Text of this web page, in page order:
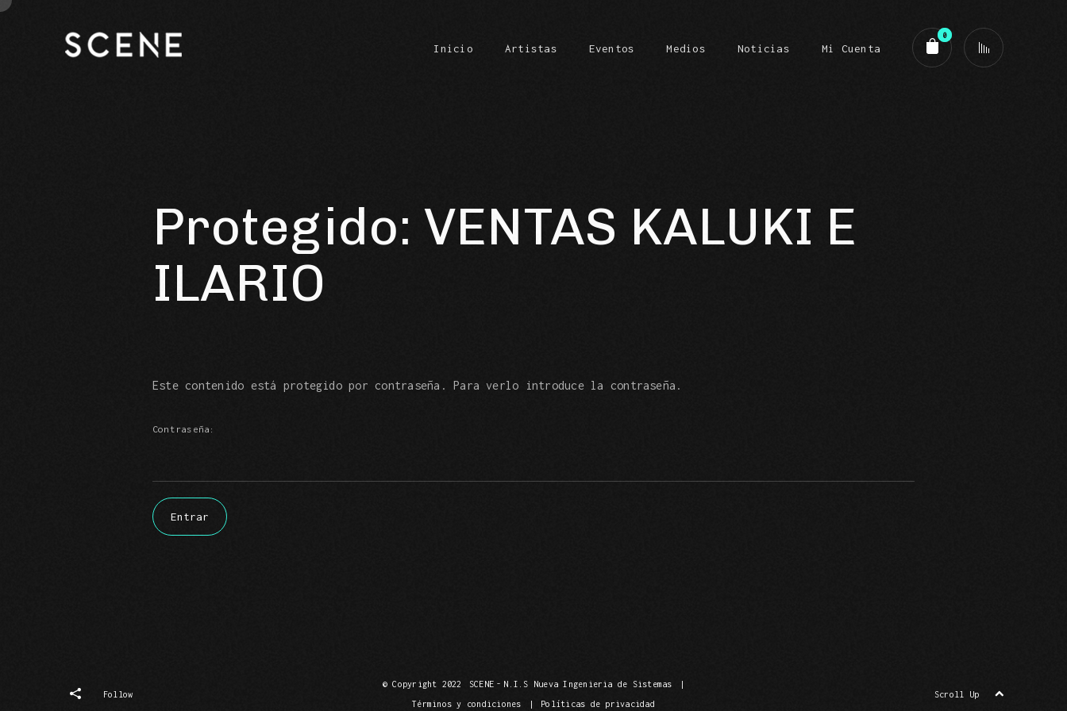
Inicio Artistas Eventos Medios Noticias Mi Cuenta
0
Protegido: VENTAS KALUKI E
ILARIO
Este contenido está protegido por contraseña. Para verlo introduce la contraseña.
Contraseña:
Follow
© Copyright 2022 SCENE - N.I.S Nueva Ingenieria de Sistemas |
Términos y condiciones | Políticas de privacidad
Scroll Up